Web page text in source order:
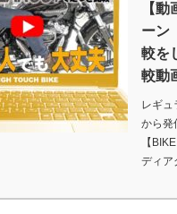
【
ーン
較を
較動
レギュ
から発
【
ディア